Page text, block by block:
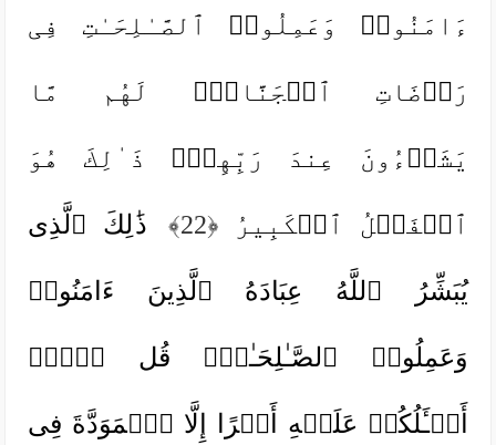
ءَامَنُوا۟ وَعَمِلُوا۟ ٱلصَّـٰلِحَـٰتِ فِی
رَوۡضَاتِ ٱلۡجَنَّاتِۖ لَهُم مَّا
یَشَاۤءُونَ عِندَ رَبِّهِمۡۚ ذَ ٰ⁠لِكَ هُوَ
ٱلۡفَضۡلُ ٱلۡكَبِیرُ ﴿22﴾ ذَ ٰ⁠لِكَ ٱلَّذِی
یُبَشِّرُ ٱللَّهُ عِبَادَهُ ٱلَّذِینَ ءَامَنُوا۟
وَعَمِلُوا۟ ٱلصَّـٰلِحَـٰتِۗ قُل لَّاۤ
أَسۡـَٔلُكُمۡ عَلَیۡهِ أَجۡرًا إِلَّا ٱلۡمَوَدَّةَ فِی